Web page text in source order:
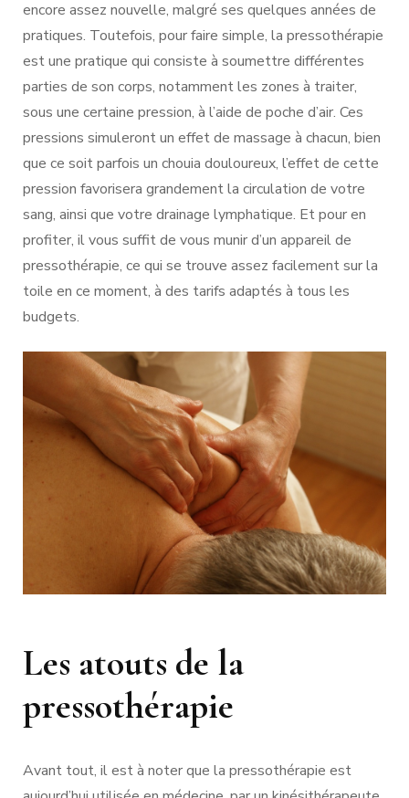
encore assez nouvelle, malgré ses quelques années de
pratiques. Toutefois, pour faire simple, la pressothérapie
est une pratique qui consiste à soumettre différentes
parties de son corps, notamment les zones à traiter,
sous une certaine pression, à l’aide de poche d’air. Ces
pressions simuleront un effet de massage à chacun, bien
que ce soit parfois un chouia douloureux, l’effet de cette
pression favorisera grandement la circulation de votre
sang, ainsi que votre drainage lymphatique. Et pour en
profiter, il vous suffit de vous munir d’un appareil de
pressothérapie, ce qui se trouve assez facilement sur la
toile en ce moment, à des tarifs adaptés à tous les
budgets.
Les atouts de la
pressothérapie
Avant tout, il est à noter que la pressothérapie est